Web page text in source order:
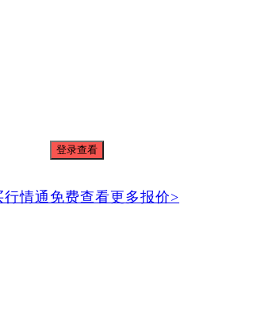
登录查看
行情通免费查看更多报价>